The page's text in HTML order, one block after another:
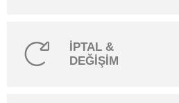
İPTAL &
DEĞİŞİM